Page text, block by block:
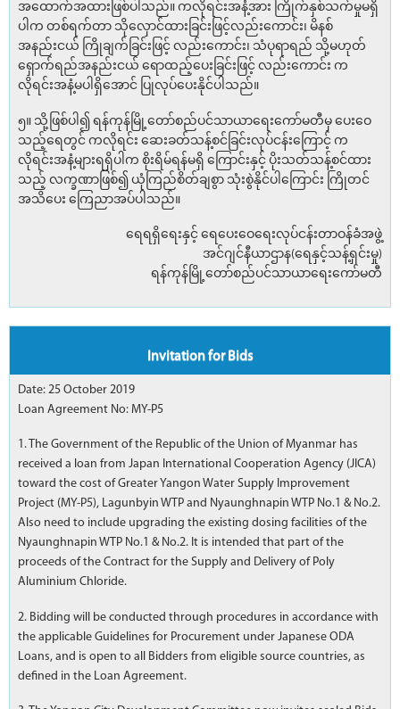
အထောက်အထားဖြစ်ပါသည်။ ကလိုရင်းအနံ့အား ကြိုက်နှစ်သက်မှုမရှိ
ပါက တစ်ရက်တာ သိုလှောင်ထားခြင်းဖြင့်လည်းကောင်း၊ မိနစ်
အနည်းငယ် ကြိုချက်ခြင်းဖြင့် လည်းကောင်း၊ သံပုရာရည် သို့မဟုတ်
ရှောက်ရည်အနည်းငယ် ရောထည့်ပေးခြင်းဖြင့် လည်းကောင်း က
လိုရင်းအနံ့မပါရှိအောင် ပြုလုပ်ပေးနိုင်ပါသည်။
၅။ သို့ဖြစ်ပါ၍ ရန်ကုန်မြို့တော်စည်ပင်သာယာရေးကော်မတီမှ ပေးဝေ
သည့်ရေတွင် ကလိုရင်း ဆေးခတ်သန့်စင်ခြင်းလုပ်ငန်းကြောင့် က
လိုရင်းအနံ့များရရှိပါက စိုးရိမ်ရန်မရှိ ကြောင်းနှင့် ပိုးသတ်သန့်စင်ထား
သည့် လက္ခဏာဖြစ်၍ ယုံကြည်စိတ်ချစွာ သုံးစွဲနိုင်ပါကြောင်း ကြိုတင်
အသိပေး ကြေညာအပ်ပါသည်။
ရေရရှိရေးနှင့် ရေပေးဝေရေးလုပ်ငန်းတာဝန်ခံအဖွဲ့
အင်ဂျင်နီယာဌာန(ရေနှင့်သန့်ရှင်းမှု)
ရန်ကုန်မြို့တော်စည်ပင်သာယာရေးကော်မတီ
Invitation for Bids
Date: 25 October 2019
Loan Agreement No: MY-P5
1. The Government of the Republic of the Union of Myanmar has
received a loan from Japan International Cooperation Agency (JICA)
toward the cost of Greater Yangon Water Supply Improvement
Project (MY-P5), Lagunbyin WTP and Nyaunghnapin WTP No.1 & No.2.
Also need to include upgrading the existing dosing facilities of the
Nyaunghnapin WTP No.1 & No.2. It is intended that part of the
proceeds of the Contract for the Supply and Delivery of Poly
Aluminium Chloride.
2. Bidding will be conducted through procedures in accordance with
the applicable Guidelines for Procurement under Japanese ODA
Loans, and is open to all Bidders from eligible source countries, as
defined in the Loan Agreement.